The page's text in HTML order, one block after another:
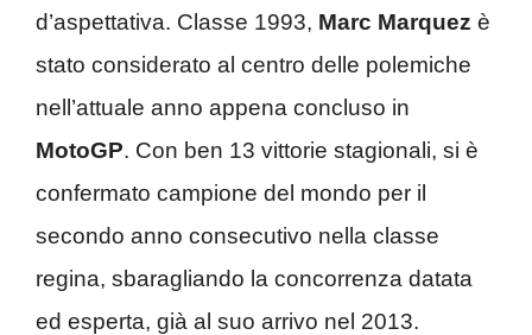
d’aspettativa. Classe 1993, Marc Marquez è
stato considerato al centro delle polemiche
nell’attuale anno appena concluso in
MotoGP. Con ben 13 vittorie stagionali, si è
confermato campione del mondo per il
secondo anno consecutivo nella classe
regina, sbaragliando la concorrenza datata
ed esperta, già al suo arrivo nel 2013.